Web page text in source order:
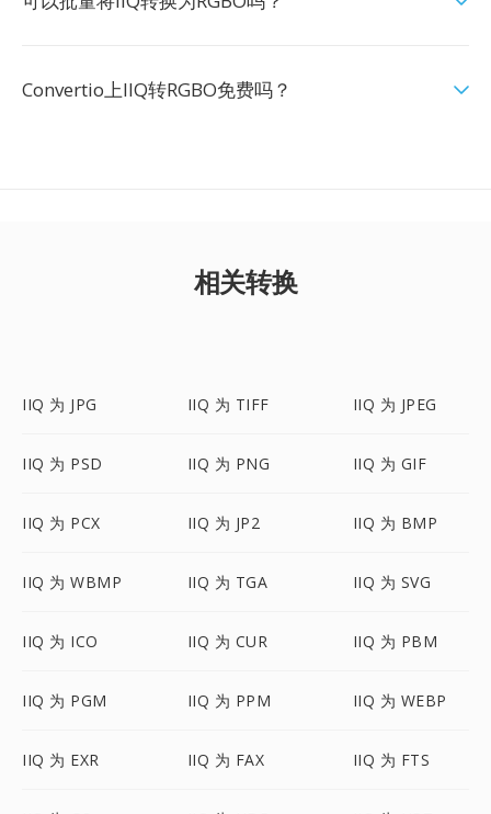
Convertio上IIQ转RGBO免费吗？
相关转换
IIQ 为 JPG IIQ 为 TIFF IIQ 为 JPEG
IIQ 为 PSD IIQ 为 PNG IIQ 为 GIF
IIQ 为 PCX IIQ 为 JP2 IIQ 为 BMP
IIQ 为 WBMP IIQ 为 TGA IIQ 为 SVG
IIQ 为 ICO IIQ 为 CUR IIQ 为 PBM
IIQ 为 PGM IIQ 为 PPM IIQ 为 WEBP
IIQ 为 EXR IIQ 为 FAX IIQ 为 FTS